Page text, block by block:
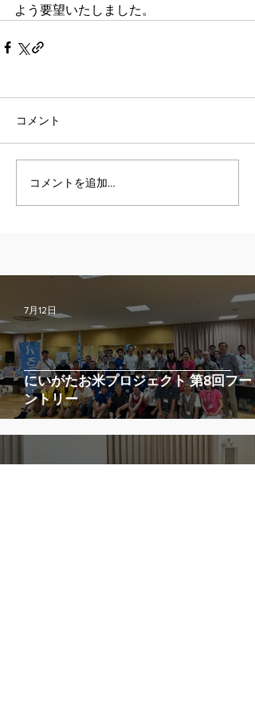
よう要望いたしました。
コメント
コメントを追加…
にいがたお米プロジェクト 第8回フー
ントリー
7月12日